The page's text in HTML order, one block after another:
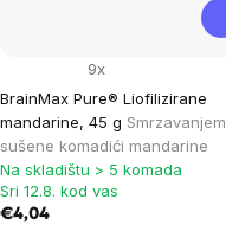
BrainMax Pure® Liofilizirane
mandarine, 45 g Smrzavanjem
sušene komadići mandarine
9x
Na skladištu > 5 komada
Sri 12.8. kod vas
€4,04